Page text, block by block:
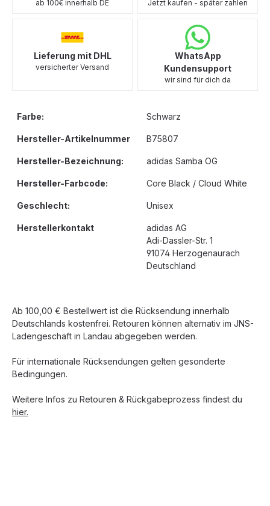
ab 100€ innerhalb DE Jetzt kaufen - später zahlen
Lieferung mit DHL
versicherter Versand
WhatsApp
Kundensupport
wir sind für dich da
Farbe: Schwarz
Hersteller-Artikelnummer B75807
Hersteller-Bezeichnung: adidas Samba OG
Hersteller-Farbcode: Core Black / Cloud White
Geschlecht: Unisex
Herstellerkontakt
adidas AG
Adi-Dassler-Str. 1
91074 Herzogenaurach
Deutschland
Ab 100,00 € Bestellwert ist die Rücksendung innerhalb
Deutschlands kostenfrei. Retouren können alternativ im JNS-
Ladengeschäft in Landau abgegeben werden.
Für internationale Rücksendungen gelten gesonderte
Bedingungen.
Weitere Infos zu Retouren & Rückgabeprozess findest du
hier.